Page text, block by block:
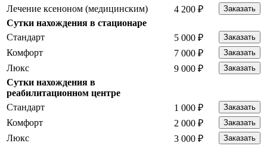
Лечение ксеноном (медицинским) 4 200 ₽ Заказать
Сутки нахождения в стационаре
Стандарт
5 000 ₽ Заказать
Комфорт 7 000 ₽ Заказать
Люкс 9 000 ₽ Заказать
Сутки нахождения в
реабилитационном центре
Стандарт
1 000 ₽ Заказать
Комфорт 2 000 ₽ Заказать
Люкс 3 000 ₽ Заказать